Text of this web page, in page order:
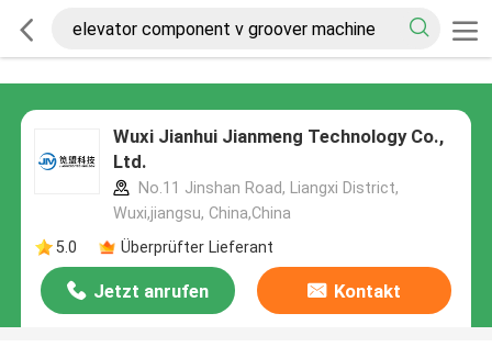
Wuxi Jianhui Jianmeng Technology Co.,
Ltd.
No.11 Jinshan Road, Liangxi District,
Wuxi,jiangsu, China,China
5.0
Überprüfter Lieferant
Jetzt anrufen Kontakt